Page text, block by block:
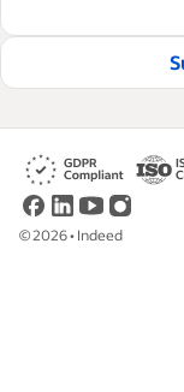
Practices, um
der Bindung
unterstützen.
Redaktionelle
©2026• Indeed